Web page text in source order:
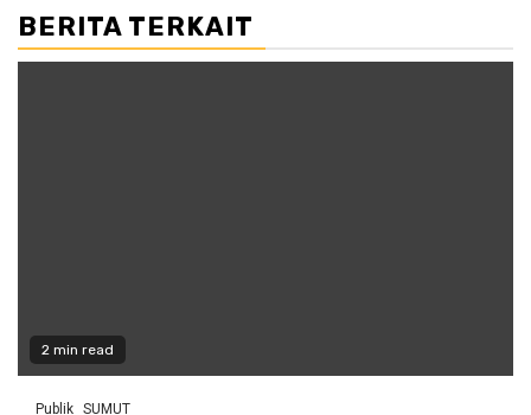
BERITA TERKAIT
2 min read
Publik SUMUT